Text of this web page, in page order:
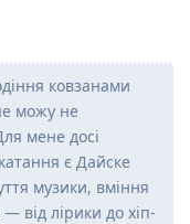
ковзанами
можу не
мене досі
є Дайске
музики, вміння
від лірики до хіп-